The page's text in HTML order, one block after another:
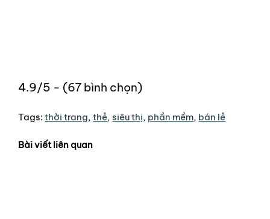
4.9/5 - (67 bình chọn)
Tags:thời trang,thẻ, siêu thị, phần mềm, bán lẻ
Bài viết liên quan